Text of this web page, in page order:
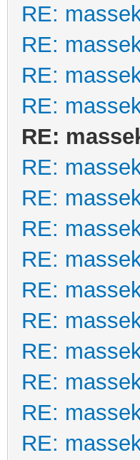
RE:
RE:
RE:
RE:
RE:
RE:
RE:
RE:
RE:
RE:
RE:
RE:
RE:
RE:
RE: